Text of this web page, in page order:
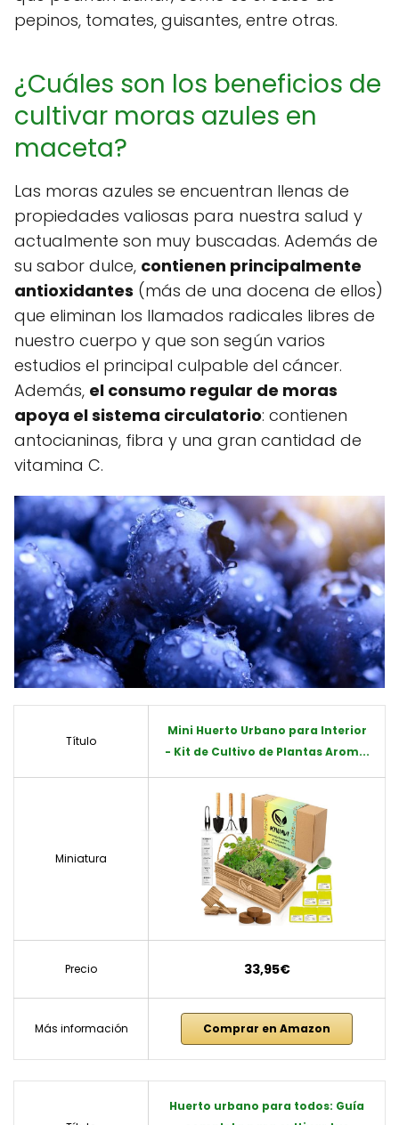
pepinos, tomates, guisantes, entre otras.
¿Cuáles son los beneficios de
cultivar moras azules en
maceta?
Las moras azules se encuentran llenas de
propiedades valiosas para nuestra salud y
actualmente son muy buscadas. Además de
su sabor dulce, contienen principalmente
antioxidantes (más de una docena de ellos)
que eliminan los llamados radicales libres de
nuestro cuerpo y que son según varios
estudios el principal culpable del cáncer.
Además, el consumo regular de moras
apoya el sistema circulatorio: contienen
antocianinas, fibra y una gran cantidad de
vitamina C.
Título
Mini Huerto Urbano para Interior
- Kit de Cultivo de Plantas Arom...
Miniatura
Precio 33,95€
Más información Comprar en Amazon
Huerto urbano para todos: Guía